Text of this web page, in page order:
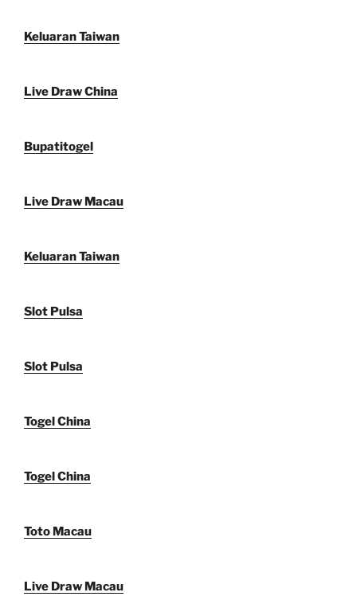
Keluaran Taiwan
Live Draw China
Bupatitogel
Live Draw Macau
Keluaran Taiwan
Slot Pulsa
Slot Pulsa
Togel China
Togel China
Toto Macau
Live Draw Macau